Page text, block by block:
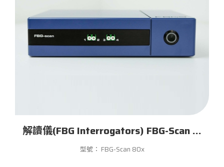
解讀儀(FBG Interrogators) FBG-Scan 80x
型號： FBG-Scan 80x